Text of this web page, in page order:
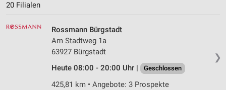
20 Filialen
❯
Rossmann Bürgstadt
Am Stadtweg 1a
63927 Bürgstadt
Heute 08:00 - 20:00 Uhr |
Geschlossen
425,81 km • Angebote: 3 Prospekte